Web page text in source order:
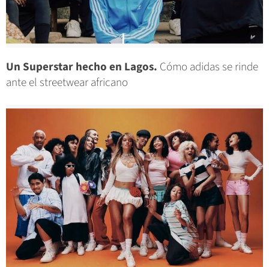
Un Superstar hecho en Lagos. Cómo adidas se rinde
ante el streetwear africano